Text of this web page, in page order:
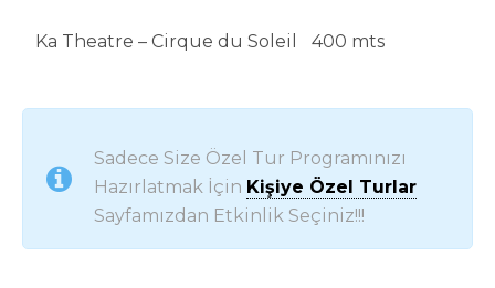
Ka Theatre – Cirque du Soleil 400 mts
Sadece Size Özel Tur Programınızı
Hazırlatmak İçin Kişiye Özel Turlar
Sayfamızdan Etkinlik Seçiniz!!!